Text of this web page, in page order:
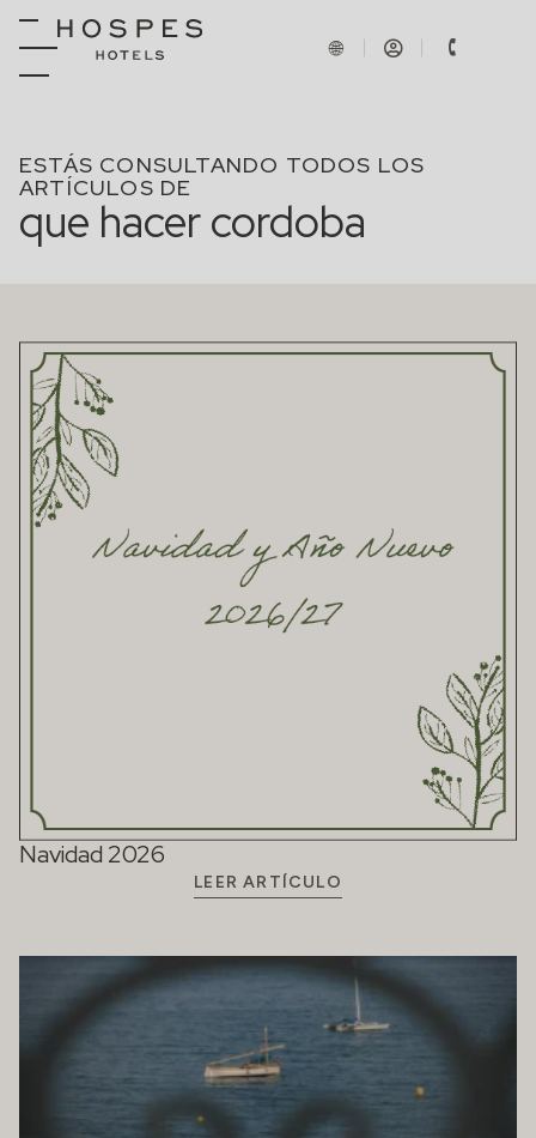
ESTÁS CONSULTANDO TODOS LOS
ARTÍCULOS DE
que hacer cordoba
Navidad 2026
LEER ARTÍCULO